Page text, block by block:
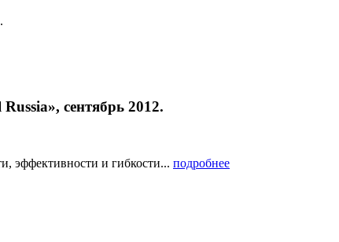
сентябрь 2012.
эффективности и гибкости... подробнее